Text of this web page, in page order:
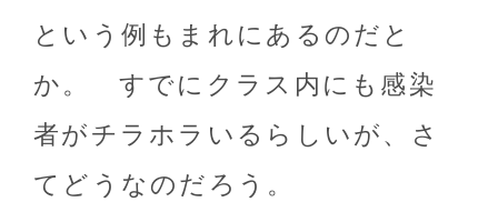
という例もまれにあるのだと
か。 すでにクラス内にも感染
者がチラホラいるらしいが、さ
てどうなのだろう。